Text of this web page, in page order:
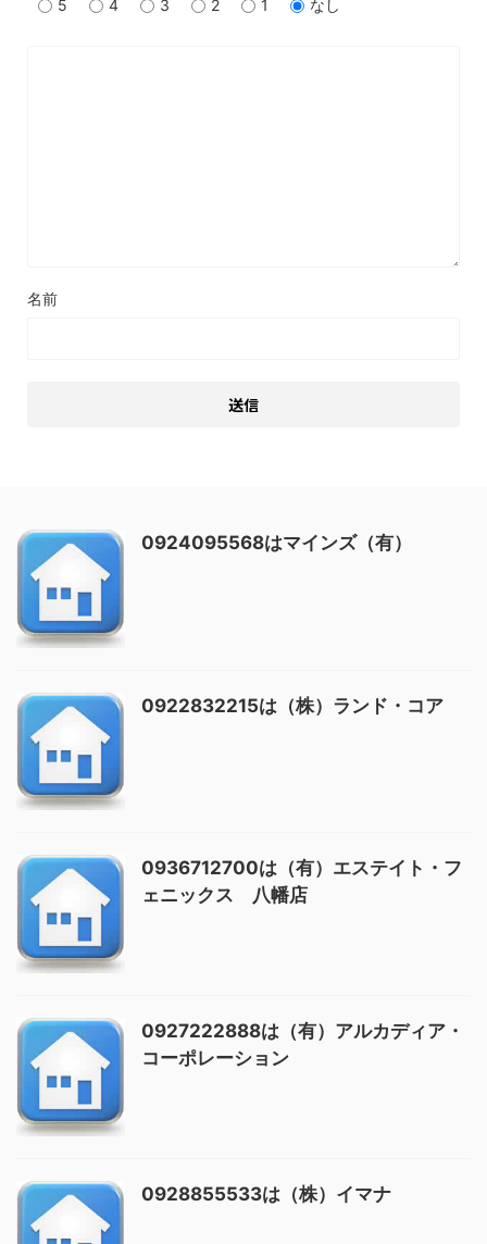
5 4 3 2 1 なし
名前
0924095568はマインズ（有）
0922832215は（株）ランド・コア
0936712700は（有）エステイト・フ
ェニックス 八幡店
0927222888は（有）アルカディア・
コーポレーション
0928855533は（株）イマナ